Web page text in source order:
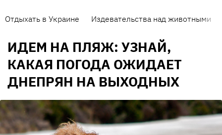
Отдыхать в Украине Издевательства над животными
ИДЕМ НА ПЛЯЖ: УЗНАЙ,
КАКАЯ ПОГОДА ОЖИДАЕТ
ДНЕПРЯН НА ВЫХОДНЫХ